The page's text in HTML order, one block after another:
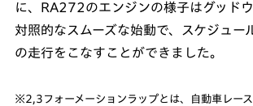
に、RA272のエンジンの様子はグッド
対照的なスムーズな始動で、スケジュー
の走行をこなすことができました。
※2,3フォーメーションラップとは、自動車レー